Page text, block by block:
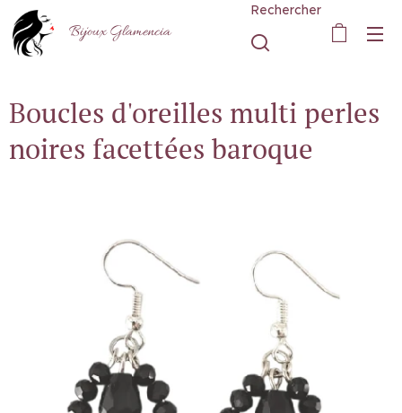
Bijoux Glamencia
Rechercher
Boucles d'oreilles multi perles
noires facettées baroque